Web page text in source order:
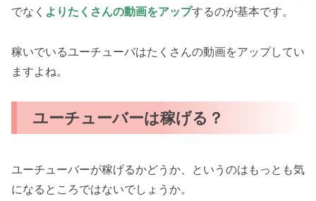
でなく よりたくさんの動画をアップするのが基本です。
稼いでいるユーチューバはたくさんの動画をアップしてい
ますよね。
ユーチューバーは稼げる？
ユーチューバーが稼げるかどうか、というのはもっとも気
になるところではないでしょうか。